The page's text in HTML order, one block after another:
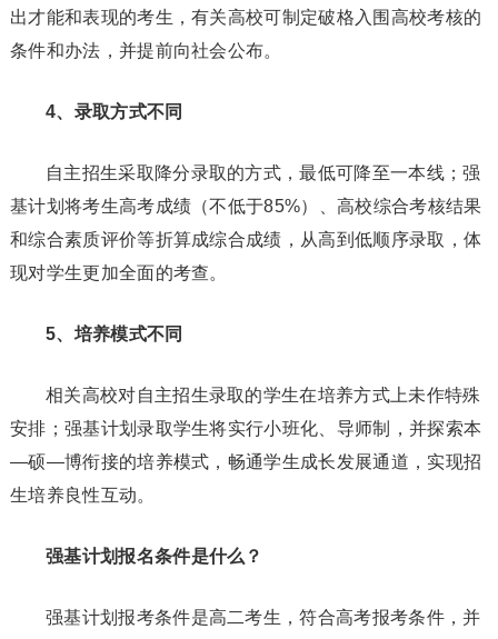
出才能和表现的考生，有关高校可制定破格入围高校考核的
条件和办法，并提前向社会公布。
4、录取方式不同
自主招生采取降分录取的方式，最低可降至一本线；强
基计划将考生高考成绩（不低于85%）、高校综合考核结果
和综合素质评价等折算成综合成绩，从高到低顺序录取，体
现对学生更加全面的考查。
5、培养模式不同
相关高校对自主招生录取的学生在培养方式上未作特殊
安排；强基计划录取学生将实行小班化、导师制，并探索本
—硕—博衔接的培养模式，畅通学生成长发展通道，实现招
生培养良性互动。
强基计划报名条件是什么？
强基计划报考条件是高二考生，符合高考报考条件，并